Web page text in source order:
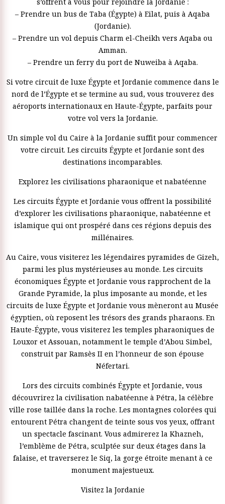
– Prendre un bus de Taba (Égypte) à Eilat, puis à Aqaba
(Jordanie).
– Prendre un vol depuis Charm el-Cheikh vers Aqaba ou
Amman.
– Prendre un ferry du port de Nuweiba à Aqaba.
Si votre circuit de luxe Égypte et Jordanie commence dans le
nord de l’Égypte et se termine au sud, vous trouverez des
aéroports internationaux en Haute-Égypte, parfaits pour
votre vol vers la Jordanie.
Un simple vol du Caire à la Jordanie suffit pour commencer
votre circuit. Les circuits Égypte et Jordanie sont des
destinations incomparables.
Explorez les civilisations pharaonique et nabatéenne
Les circuits Égypte et Jordanie vous offrent la possibilité
d’explorer les civilisations pharaonique, nabatéenne et
islamique qui ont prospéré dans ces régions depuis des
millénaires.
Au Caire, vous visiterez les légendaires pyramides de Gizeh,
parmi les plus mystérieuses au monde. Les circuits
économiques Égypte et Jordanie vous rapprochent de la
Grande Pyramide, la plus imposante au monde, et les
circuits de luxe Égypte et Jordanie vous mèneront au Musée
égyptien, où reposent les trésors des grands pharaons. En
Haute-Égypte, vous visiterez les temples pharaoniques de
Louxor et Assouan, notamment le temple d’Abou Simbel,
construit par Ramsès II en l’honneur de son épouse
Néfertari.
Lors des circuits combinés Égypte et Jordanie, vous
découvrirez la civilisation nabatéenne à Pétra, la célèbre
ville rose taillée dans la roche. Les montagnes colorées qui
entourent Pétra changent de teinte sous vos yeux, offrant
un spectacle fascinant. Vous admirerez la Khazneh,
l’emblème de Pétra, sculptée sur deux étages dans la
falaise, et traverserez le Siq, la gorge étroite menant à ce
monument majestueux.
Visitez la Jordanie